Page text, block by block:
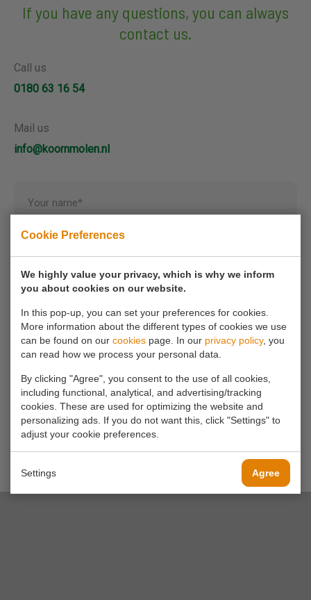
Cookie Preferences
We highly value your privacy, which is why we inform
you about cookies on our website.
In this pop-up, you can set your preferences for cookies.
More information about the different types of cookies we use
can be found on our cookies page. In our privacy policy, you
can read how we process your personal data.
By clicking "Agree", you consent to the use of all cookies,
including functional, analytical, and advertising/tracking
cookies. These are used for optimizing the website and
personalizing ads. If you do not want this, click "Settings" to
adjust your cookie preferences.
Settings Agree
If you have any questions, you can always
contact us.
Call us
0180 63 16 54
Mail us
info@koornmolen.nl
Your name*
Your message*